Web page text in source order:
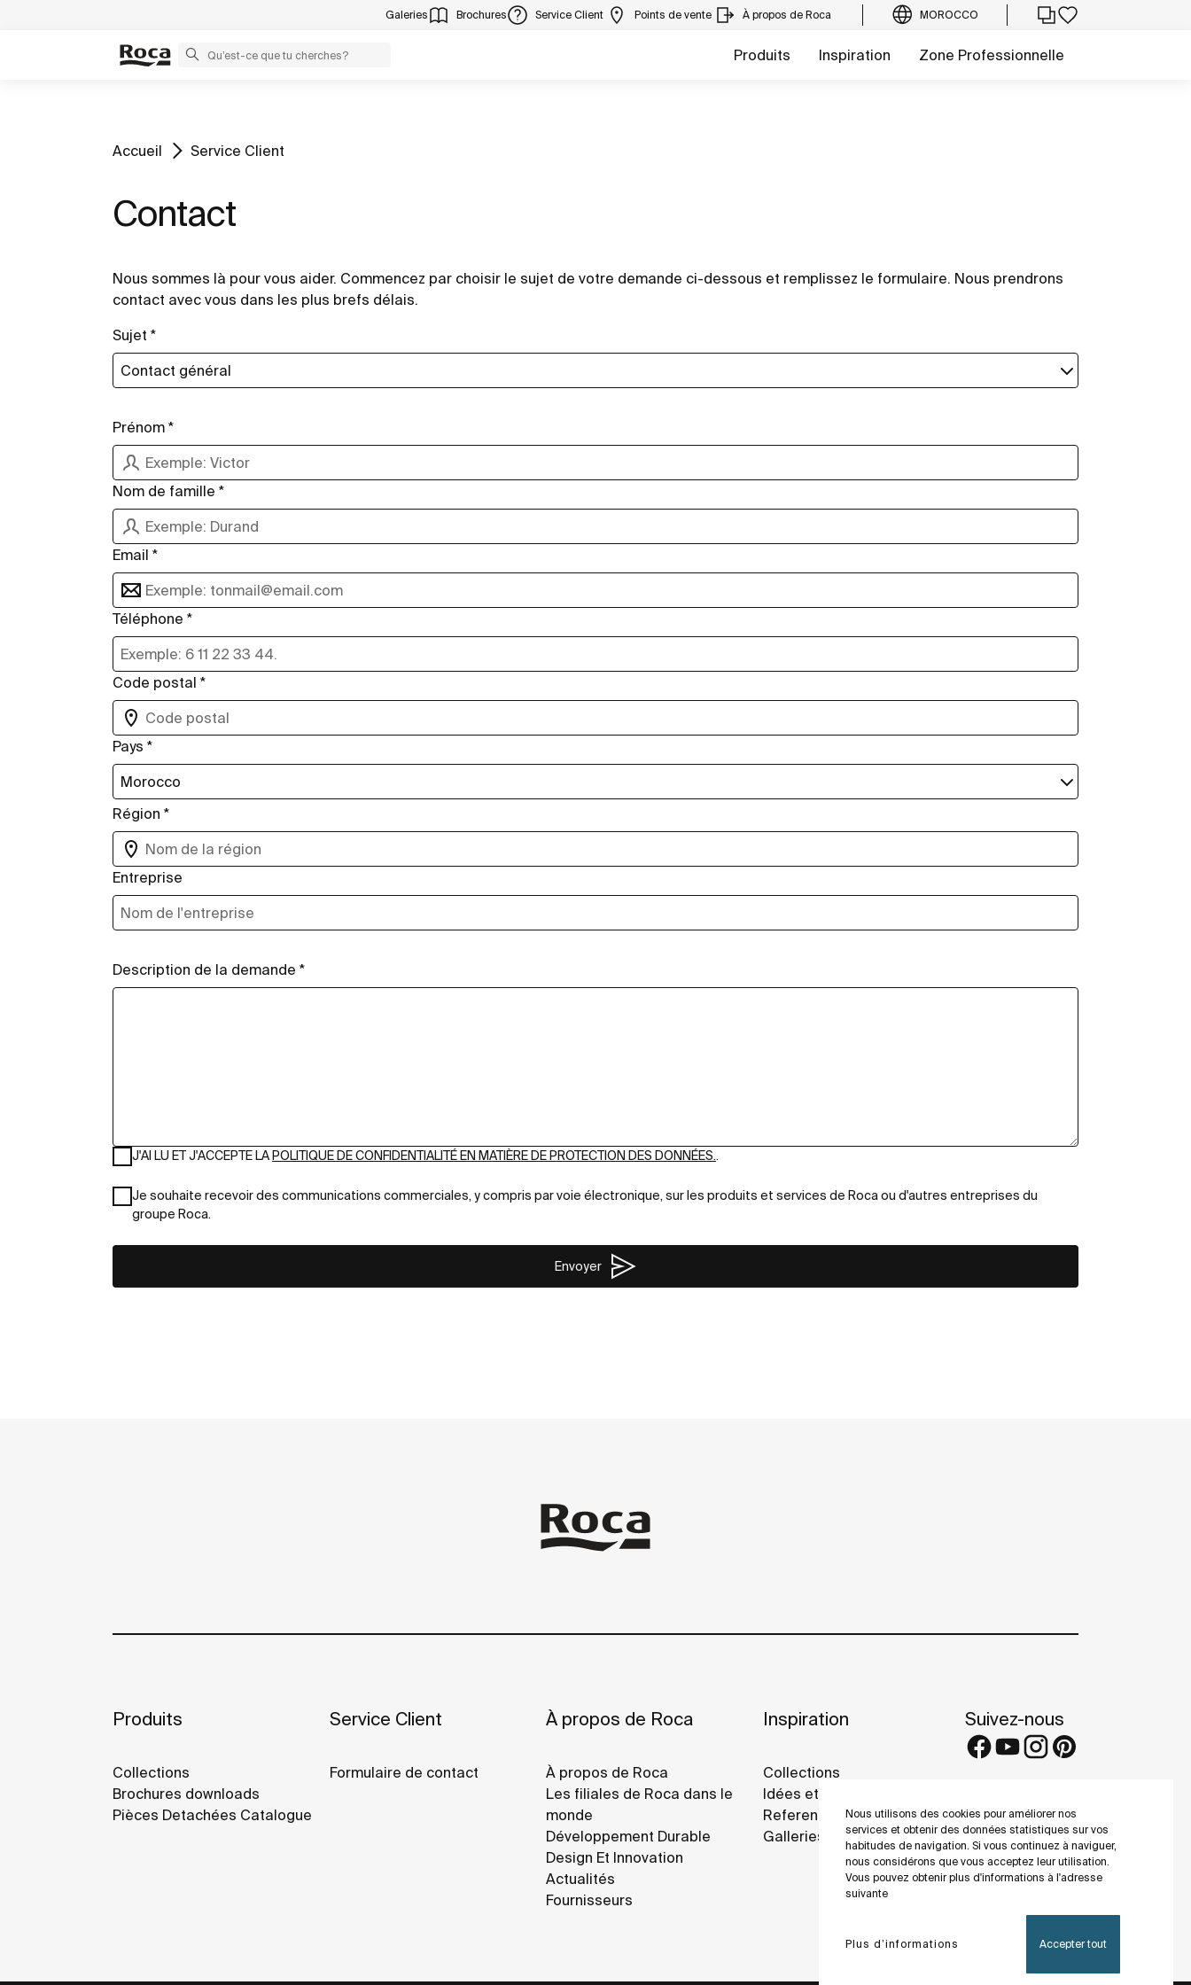
Nous utilisons des cookies pour améliorer nos
services et obtenir des données statistiques sur vos
habitudes de navigation. Si vous continuez à naviguer,
nous considérons que vous acceptez leur utilisation.
Vous pouvez obtenir plus d'informations à l'adresse
suivante
Plus d’informations Accepter tout
Galeries Brochures Service Client Points de vente À propos de Roca MOROCCO
Produits Inspiration Zone Professionnelle
Accueil Service Client
Contact
Nous sommes là pour vous aider. Commencez par choisir le sujet de votre demande ci-dessous et remplissez le formulaire. Nous prendrons
contact avec vous dans les plus brefs délais.
Sujet *
Prénom *
Nom de famille *
Email *
Téléphone *
Code postal *
Pays *
Région *
Entreprise
Description de la demande *
J'AI LU ET J'ACCEPTE LA POLITIQUE DE CONFIDENTIALITÉ EN MATIÈRE DE PROTECTION DES DONNÉES..
Je souhaite recevoir des communications commerciales, y compris par voie électronique, sur les produits et services de Roca ou d'autres entreprises du
groupe Roca.
Envoyer
Produits
Collections
Brochures downloads
Pièces Detachées Catalogue
Service Client
Formulaire de contact
À propos de Roca
À propos de Roca
Les filiales de Roca dans le
monde
Développement Durable
Design Et Innovation
Actualités
Fournisseurs
Inspiration
Collections
Idées et conseils
Reference projects
Galleries
Suivez-nous